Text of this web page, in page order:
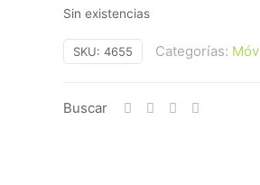
Sin existencias
SKU: 4655 Categorías:
Buscar